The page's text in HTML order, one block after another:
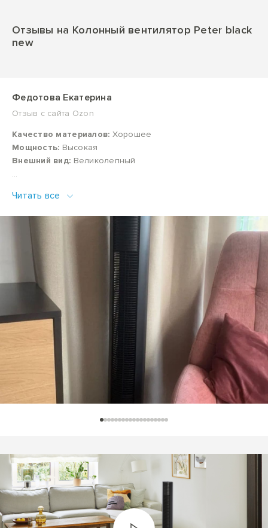
Отзывы на Колонный вентилятор Peter black
new
Федотова Екатерина
Отзыв с сайта Ozon
Качество материалов: Хорошее
Мощность: Высокая
Внешний вид: Великолепный
эксплуатации. Для меня важно, что не слишком шумный.
уровень шума. Есть небольшой, эргономичный пульт. К
покупке рекомендую!
Читать все